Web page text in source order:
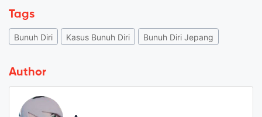
Tags
Bunuh Diri Kasus Bunuh Diri Bunuh Diri Jepang
Author